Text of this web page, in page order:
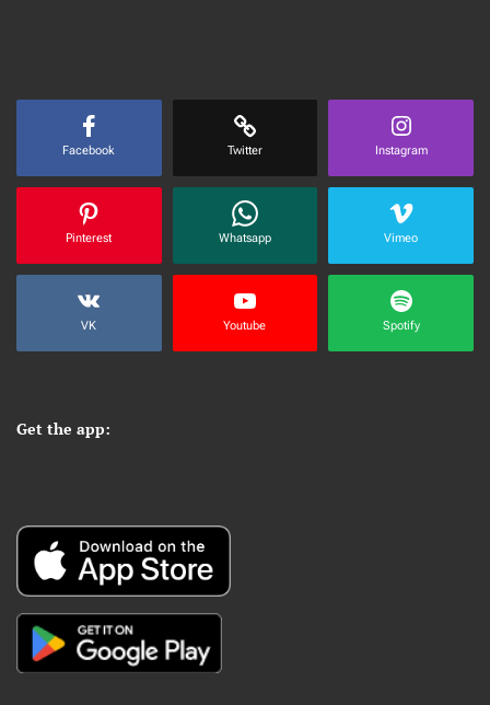
Facebook Twitter Instagram
Pinterest Whatsapp Vimeo
VK Youtube Spotify
Get the app: